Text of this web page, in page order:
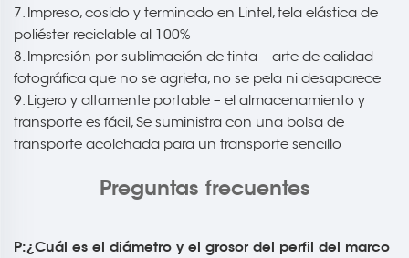
7. Impreso, cosido y terminado en Lintel, tela elástica de
poliéster reciclable al 100%
8. Impresión por sublimación de tinta – arte de calidad
fotográfica que no se agrieta, no se pela ni desaparece
9. Ligero y altamente portable – el almacenamiento y
transporte es fácil, Se suministra con una bolsa de
transporte acolchada para un transporte sencillo
Preguntas frecuentes
P:¿Cuál es el diámetro y el grosor del perfil del marco